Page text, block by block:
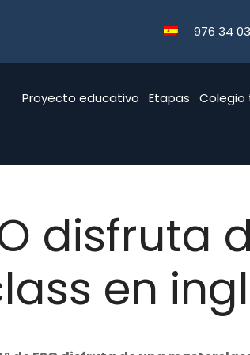
976 34 03
Proyecto educativo Etapas Colegio
disfruta
en